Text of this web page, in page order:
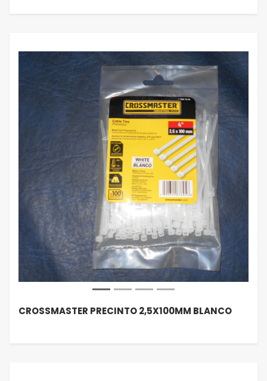
CROSSMASTER PRECINTO 2,5X100MM BLANCO